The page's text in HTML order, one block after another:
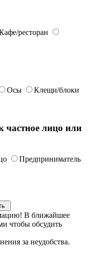
ресторан
Осы
Клещи/блоки
частное лицо или
Предприниматель
В ближайшее
чтобы обсудить
за неудобства.